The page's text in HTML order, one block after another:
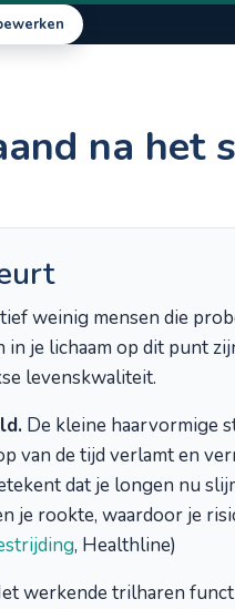
na het
weinig mensen die
je lichaam op dit punt
levenskwaliteit.
De kleine haarvormige
van de tijd verlamt en
dat je longen nu
je rookte, waardoor je
, Healthline)
werkende trilharen